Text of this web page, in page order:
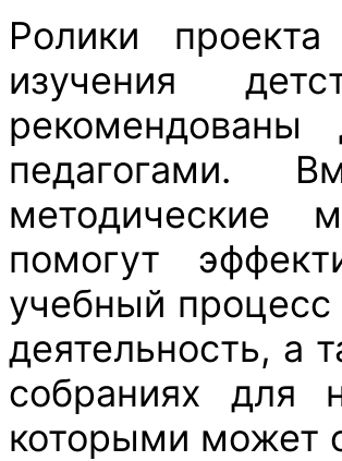
Ролики
изучения
педагогами.
методические
помогут
учебный
деятельность, а
собраниях для
которыми может